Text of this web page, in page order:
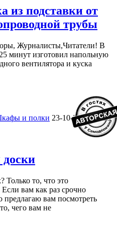
из подставки от
трубы
Журналисты,Читатели! В
25 минут изготовил напольную
вентилятора и куска
и полки 23-10-2019, 14:39
Только то, что это
вам как раз срочно
предлагаю вам посмотреть
чего вам не